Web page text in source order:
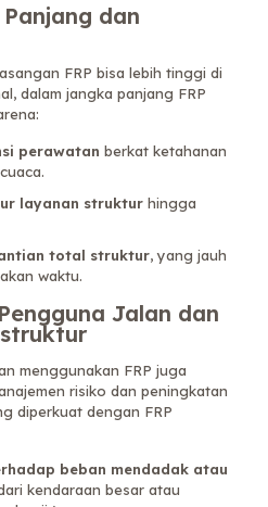
dan
FRP bisa lebih tinggi di
dalam jangka panjang FRP
perawatan berkat ketahanan
layanan strukturhingga
total struktur, yang jauh
waktu.
Jalan dan
menggunakan FRP juga
risiko dan peningkatan
diperkuat dengan FRP
beban mendadak atau
kendaraan besar atau